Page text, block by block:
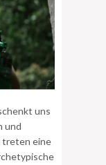
uns
und
treten eine